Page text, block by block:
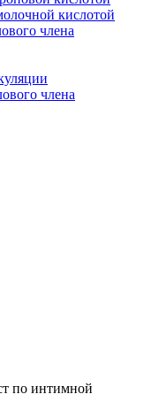
кислотой
члена
члена
по интимной